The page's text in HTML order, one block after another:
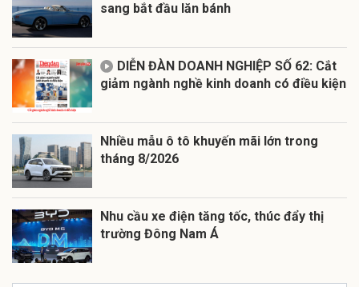
sang bắt đầu lăn bánh
DIỄN ĐÀN DOANH NGHIỆP SỐ 62: Cắt
giảm ngành nghề kinh doanh có điều kiện
Nhiều mẫu ô tô khuyến mãi lớn trong
tháng 8/2026
Nhu cầu xe điện tăng tốc, thúc đẩy thị
trường Đông Nam Á